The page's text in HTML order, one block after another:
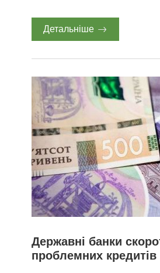
Детальніше
Державні банки
проблемних кредитів